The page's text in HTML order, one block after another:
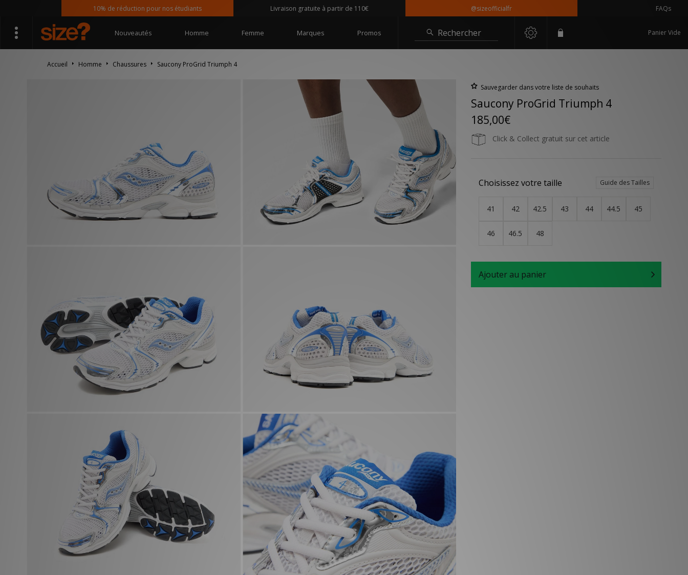
10% de réduction pour nos étudiants Livraison gratuite à partir de 110€ @sizeofficialfr
Nouveautés Homme Femme Marques Promos Rechercher Panier Vide
Accueil Homme Chaussures Saucony ProGrid Triumph 4
Sauvegarder dans votre liste de souhaits
Saucony ProGrid Triumph 4
185,00€
Click & Collect gratuit sur cet article
Choisissez votre taille Guide des Tailles
41 42 42.5 43 44 44.5 45
46 46.5 48
Ajouter au panier